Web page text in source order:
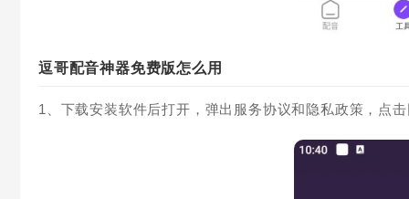
逗哥配音神器免费版怎么用
1、下载安装软件后打开，弹出服务协议和隐私政策，点